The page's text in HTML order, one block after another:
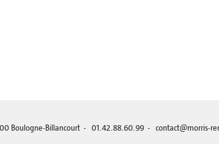
Boulogne-Billancourt - 01.42.88.60.99 - contact@morris-